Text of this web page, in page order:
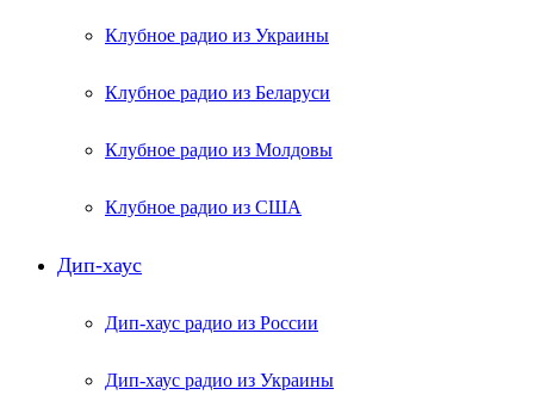
Клубное радио из Украины
Клубное радио из Беларуси
Клубное радио из Молдовы
Клубное радио из США
Дип-хаус
Дип-хаус радио из России
Дип-хаус радио из Украины